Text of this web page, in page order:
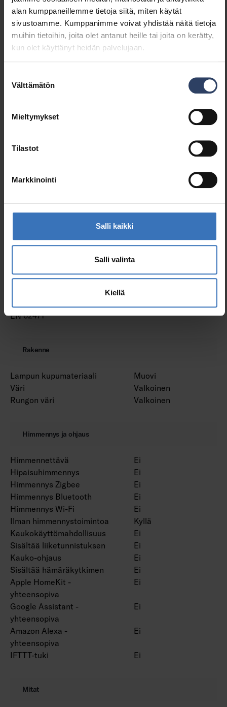
alan kumppaneillemme tietoja siitä, miten käytät
sivustoamme. Kumppanimme voivat yhdistää näitä tietoja
muihin tietoihin, joita olet antanut heille tai joita on kerätty,
kun olet käyttänyt heidän palvelujaan.
valinta
Välttämätön
Mieltymykset
Tilastot
Markkinointi
Salli kaikki
Salli valinta
Kiellä
mukaan
Lamppumerkintä
muu
Sytytys- ja
sammutuskertojen
500000
1000 tunnissa (kWh)
Valovirta (max) (lm)
Valon väri EN 12464-1
Neutraali 3300-5300
Värilämpötila-alue (min) (K)
Värilämpötila-alue (max) (K)
4000 K
Värin konsistenssi
SDCM6
Fotobiologinen turvallisuus
EN 62471
Rakenne
Lampun kupumateriaali
Muovi
Väri
Valkoinen
Rungon väri
Valkoinen
Himmennys ja ohjaus
Himmennettävä
Ei
Hipaisuhimmennys
Ei
Himmennys Zigbee
Ei
Himmennys Bluetooth
Ei
Himmennys Wi-Fi
Ei
Ilman himmennystoimintoa
Kyllä
Kaukokäyttömahdollisuus
Ei
Sisältää liiketunnistuksen
Ei
Kauko-ohjaus
Ei
Sisältää hämäräkytkimen
Ei
Apple HomeKit -
yhteensopiva
Ei
Google Assistant -
yhteensopiva
Ei
Amazon Alexa -
yhteensopiva
Ei
IFTTT-tuki Ei
Mitat